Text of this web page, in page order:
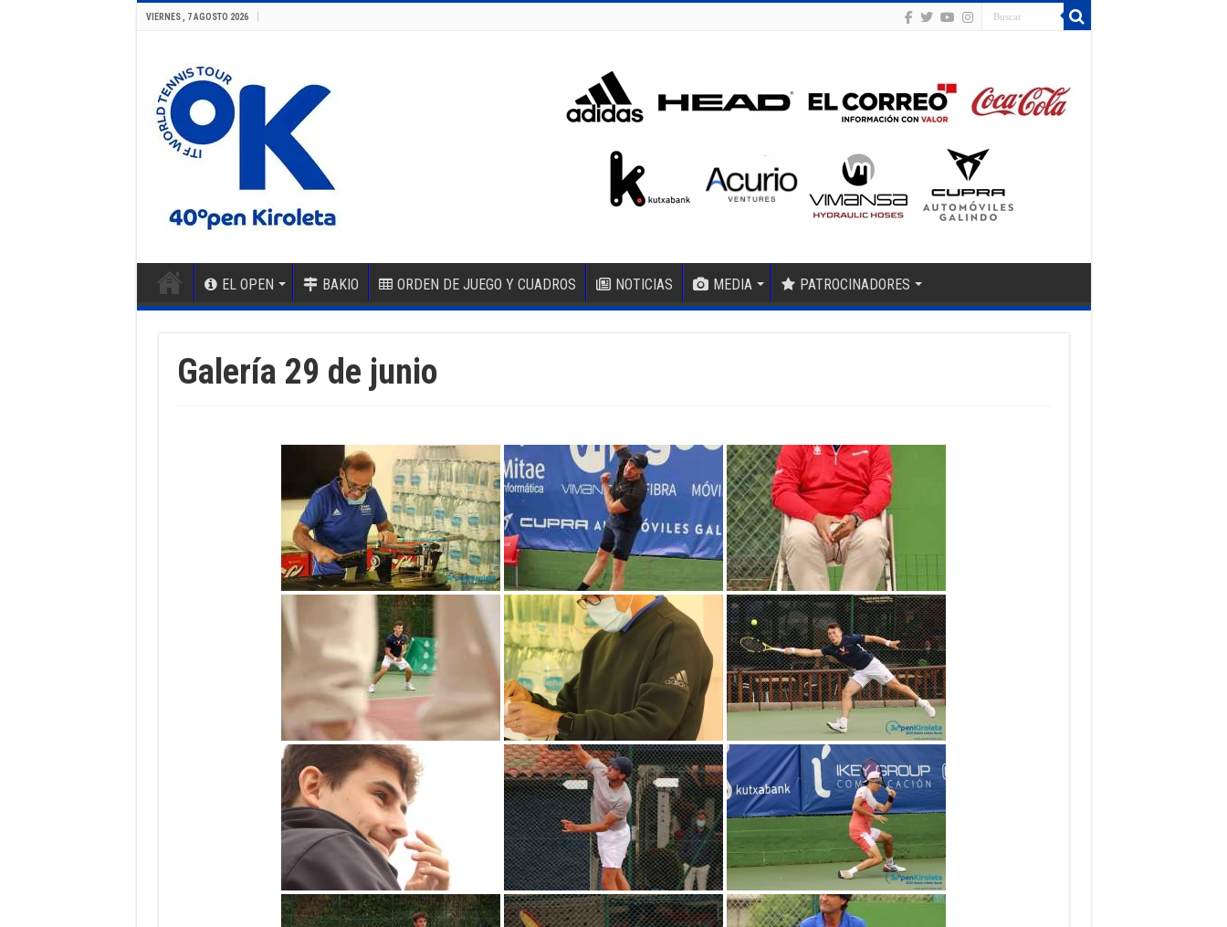
VIERNES , 7 AGOSTO 2026
EL OPEN BAKIO ORDEN DE JUEGO Y CUADROS NOTICIAS MEDIA PATROCINADORES
Galería 29 de junio